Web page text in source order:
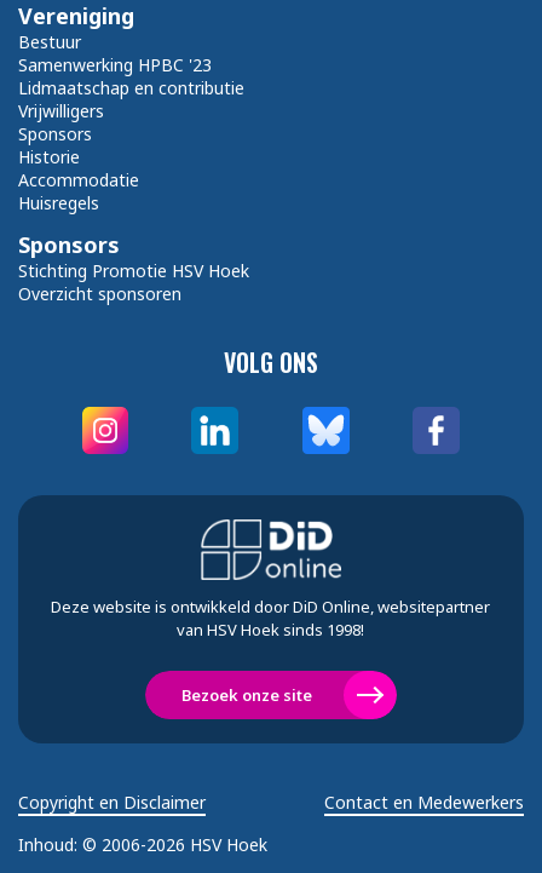
VOLG ONS
Vereniging
Bestuur
Samenwerking HPBC '23
Lidmaatschap en contributie
Vrijwilligers
Sponsors
Historie
Accommodatie
Huisregels
Sponsors
Stichting Promotie HSV Hoek
Overzicht sponsoren
Deze website is ontwikkeld door DiD Online, websitepartner
van HSV Hoek sinds 1998!
Bezoek onze site
Inhoud: © 2006-2026 HSV Hoek
Copyright en Disclaimer Contact en Medewerkers